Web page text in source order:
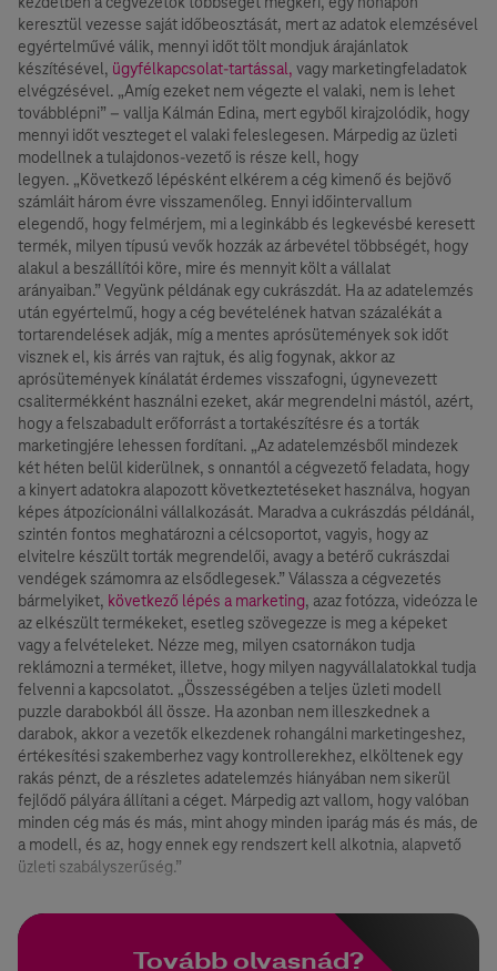
keresztül vezesse saját időbeosztását, mert az adatok elemzésével
egyértelművé válik, mennyi időt tölt mondjuk árajánlatok
készítésével, ügyfélkapcsolat-tartással, vagy marketingfeladatok
elvégzésével. „Amíg ezeket nem végezte el valaki, nem is lehet
továbblépni” – vallja Kálmán Edina, mert egyből kirajzolódik, hogy
mennyi időt veszteget el valaki feleslegesen. Márpedig az üzleti
modellnek a tulajdonos-vezető is része kell, hogy
legyen. „Következő lépésként elkérem a cég kimenő és bejövő
számláit három évre visszamenőleg. Ennyi időintervallum
elegendő, hogy felmérjem, mi a leginkább és legkevésbé keresett
termék, milyen típusú vevők hozzák az árbevétel többségét, hogy
alakul a beszállítói köre, mire és mennyit költ a vállalat
arányaiban.” Vegyünk példának egy cukrászdát. Ha az adatelemzés
után egyértelmű, hogy a cég bevételének hatvan százalékát a
tortarendelések adják, míg a mentes aprósütemények sok időt
visznek el, kis árrés van rajtuk, és alig fogynak, akkor az
aprósütemények kínálatát érdemes visszafogni, úgynevezett
csalitermékként használni ezeket, akár megrendelni mástól, azért,
hogy a felszabadult erőforrást a tortakészítésre és a torták
marketingjére lehessen fordítani. „Az adatelemzésből mindezek
két héten belül kiderülnek, s onnantól a cégvezető feladata, hogy
a kinyert adatokra alapozott következtetéseket használva, hogyan
képes átpozícionálni vállalkozását. Maradva a cukrászdás példánál,
szintén fontos meghatározni a célcsoportot, vagyis, hogy az
elvitelre készült torták megrendelői, avagy a betérő cukrászdai
vendégek számomra az elsődlegesek.” Válassza a cégvezetés
bármelyiket, következő lépés a marketing, azaz fotózza, videózza le
az elkészült termékeket, esetleg szövegezze is meg a képeket
vagy a felvételeket. Nézze meg, milyen csatornákon tudja
reklámozni a terméket, illetve, hogy milyen nagyvállalatokkal tudja
felvenni a kapcsolatot. „Összességében a teljes üzleti modell
puzzle darabokból áll össze. Ha azonban nem illeszkednek a
darabok, akkor a vezetők elkezdenek rohangálni marketingeshez,
értékesítési szakemberhez vagy kontrollerekhez, elköltenek egy
rakás pénzt, de a részletes adatelemzés hiányában nem sikerül
fejlődő pályára állítani a céget. Márpedig azt vallom, hogy valóban
minden cég más és más, mint ahogy minden iparág más és más, de
a modell, és az, hogy ennek egy rendszert kell alkotnia, alapvető
üzleti szabályszerűség.”
Tovább olvasnád?